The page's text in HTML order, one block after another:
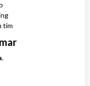
tim
.